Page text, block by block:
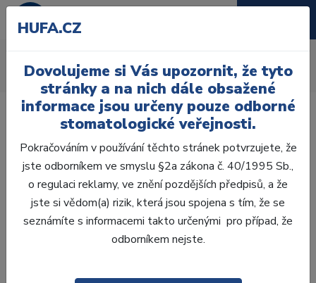
Úvod Ordinace Různé Kazety, tácky, stojánky
Laboratoř
Ordinace
HUFA.CZ
Dovolujeme si Vás upozornit, že tyto
stránky a na nich dále obsažené
informace jsou určeny pouze odborné
stomatologické veřejnosti.
Pokračováním v používání těchto stránek potvrzujete, že
jste odborníkem ve smyslu §2a zákona č. 40/1995 Sb.,
o regulaci reklamy, ve znění pozdějších předpisů, a že
jste si vědom(a) rizik, která jsou spojena s tím, že se
seznámíte s informacemi takto určenými pro případ, že
odborníkem nejste.